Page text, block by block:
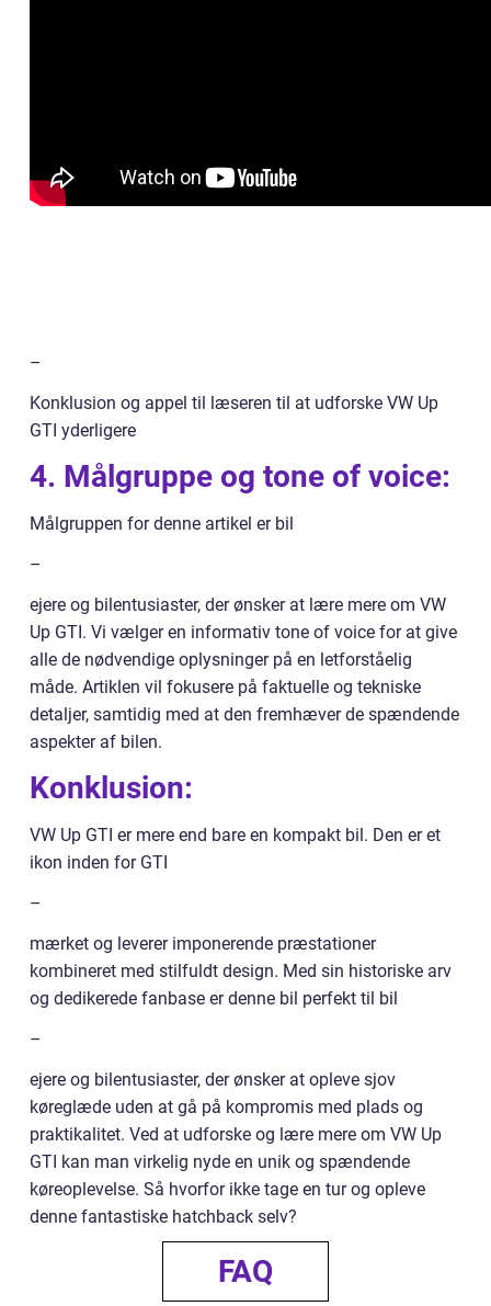
–
Konklusion og appel til læseren til at udforske VW Up
GTI yderligere
4. Målgruppe og tone of voice:
Målgruppen for denne artikel er bil
–
ejere og bilentusiaster, der ønsker at lære mere om VW
Up GTI. Vi vælger en informativ tone of voice for at give
alle de nødvendige oplysninger på en letforståelig
måde. Artiklen vil fokusere på faktuelle og tekniske
detaljer, samtidig med at den fremhæver de spændende
aspekter af bilen.
Konklusion:
VW Up GTI er mere end bare en kompakt bil. Den er et
ikon inden for GTI
–
mærket og leverer imponerende præstationer
kombineret med stilfuldt design. Med sin historiske arv
og dedikerede fanbase er denne bil perfekt til bil
–
ejere og bilentusiaster, der ønsker at opleve sjov
køreglæde uden at gå på kompromis med plads og
praktikalitet. Ved at udforske og lære mere om VW Up
GTI kan man virkelig nyde en unik og spændende
køreoplevelse. Så hvorfor ikke tage en tur og opleve
denne fantastiske hatchback selv?
FAQ